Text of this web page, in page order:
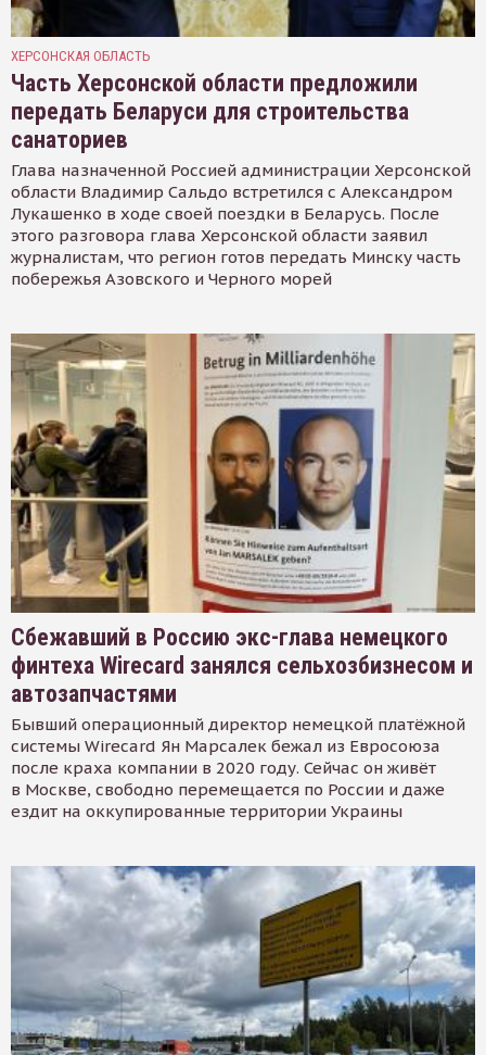
ХЕРСОНСКАЯ ОБЛАСТЬ
Часть Херсонской области предложили
передать Беларуси для строительства
санаториев
Глава назначенной Россией администрации Херсонской
области Владимир Сальдо встретился с Александром
Лукашенко в ходе своей поездки в Беларусь. После
этого разговора глава Херсонской области заявил
журналистам, что регион готов передать Минску часть
побережья Азовского и Черного морей
Сбежавший в Россию экс-глава немецкого
финтеха Wirecard занялся сельхозбизнесом и
автозапчастями
Бывший операционный директор немецкой платёжной
системы Wirecard Ян Марсалек бежал из Евросоюза
после краха компании в 2020 году. Сейчас он живёт
в Москве, свободно перемещается по России и даже
ездит на оккупированные территории Украины